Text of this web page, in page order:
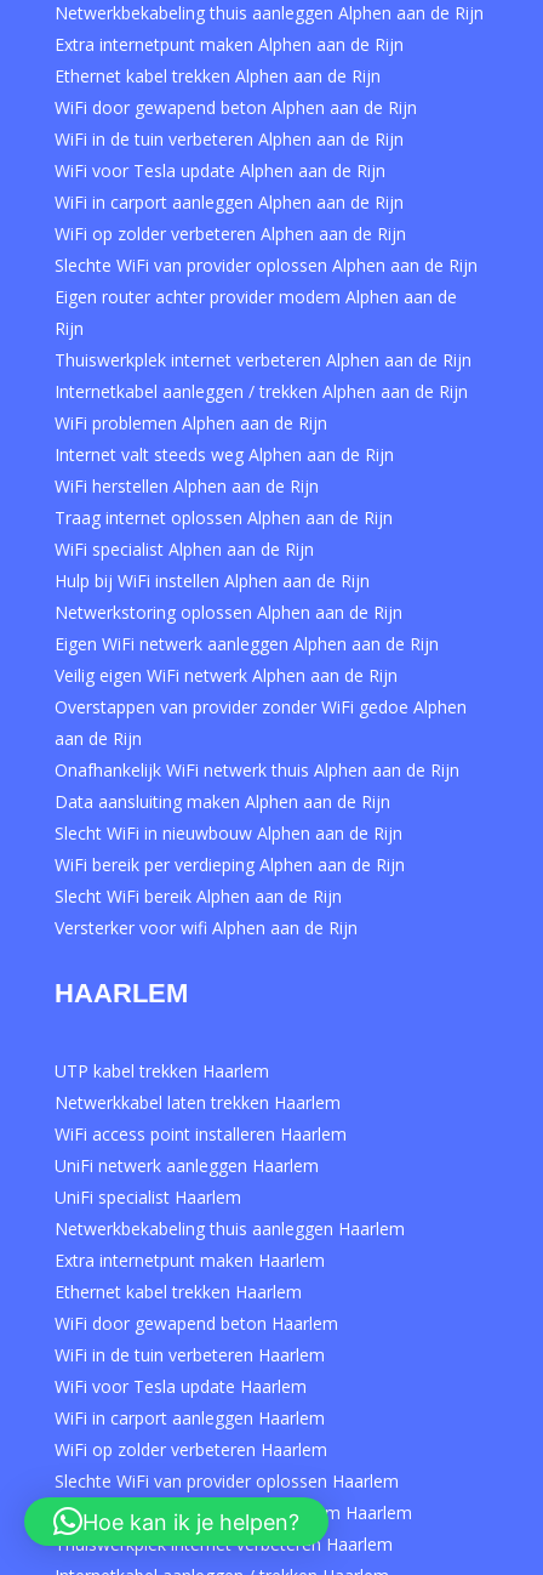
Netwerkbekabeling thuis aanleggen Alphen aan de Rijn
Extra internetpunt maken Alphen aan de Rijn
Ethernet kabel trekken Alphen aan de Rijn
WiFi door gewapend beton Alphen aan de Rijn
WiFi in de tuin verbeteren Alphen aan de Rijn
WiFi voor Tesla update Alphen aan de Rijn
WiFi in carport aanleggen Alphen aan de Rijn
WiFi op zolder verbeteren Alphen aan de Rijn
Slechte WiFi van provider oplossen Alphen aan de Rijn
Eigen router achter provider modem Alphen aan de
Rijn
Thuiswerkplek internet verbeteren Alphen aan de Rijn
Internetkabel aanleggen / trekken Alphen aan de Rijn
WiFi problemen Alphen aan de Rijn
Internet valt steeds weg Alphen aan de Rijn
WiFi herstellen Alphen aan de Rijn
Traag internet oplossen Alphen aan de Rijn
WiFi specialist Alphen aan de Rijn
Hulp bij WiFi instellen Alphen aan de Rijn
Netwerkstoring oplossen Alphen aan de Rijn
Eigen WiFi netwerk aanleggen Alphen aan de Rijn
Veilig eigen WiFi netwerk Alphen aan de Rijn
Overstappen van provider zonder WiFi gedoe Alphen
aan de Rijn
Onafhankelijk WiFi netwerk thuis Alphen aan de Rijn
Data aansluiting maken Alphen aan de Rijn
Slecht WiFi in nieuwbouw Alphen aan de Rijn
WiFi bereik per verdieping Alphen aan de Rijn
Slecht WiFi bereik Alphen aan de Rijn
Versterker voor wifi Alphen aan de Rijn
HAARLEM
UTP kabel trekken Haarlem
Netwerkkabel laten trekken Haarlem
WiFi access point installeren Haarlem
UniFi netwerk aanleggen Haarlem
UniFi specialist Haarlem
Netwerkbekabeling thuis aanleggen Haarlem
Extra internetpunt maken Haarlem
Ethernet kabel trekken Haarlem
WiFi door gewapend beton Haarlem
WiFi in de tuin verbeteren Haarlem
WiFi voor Tesla update Haarlem
WiFi in carport aanleggen Haarlem
WiFi op zolder verbeteren Haarlem
Slechte WiFi van provider oplossen Haarlem
Eigen router achter provider modem Haarlem
Thuiswerkplek internet verbeteren Haarlem
Hoe kan ik je helpen?